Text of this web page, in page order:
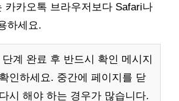
카카오톡 브라우저보다 Safari나
하세요.
단계 완료 후 반드시 확인 메시지
인하세요. 중간에 페이지를 닫
시 해야 하는 경우가 많습니다.